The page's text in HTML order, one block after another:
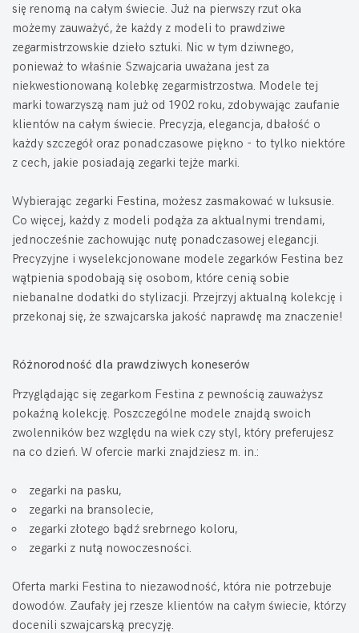
się renomą na całym świecie. Już na pierwszy rzut oka
możemy zauważyć, że każdy z modeli to prawdziwe
zegarmistrzowskie dzieło sztuki. Nic w tym dziwnego,
ponieważ to właśnie Szwajcaria uważana jest za
niekwestionowaną kolebkę zegarmistrzostwa. Modele tej
marki towarzyszą nam już od 1902 roku, zdobywając zaufanie
klientów na całym świecie. Precyzja, elegancja, dbałość o
każdy szczegół oraz ponadczasowe piękno - to tylko niektóre
z cech, jakie posiadają zegarki tejże marki.
Wybierając zegarki Festina, możesz zasmakować w luksusie.
Co więcej, każdy z modeli podąża za aktualnymi trendami,
jednocześnie zachowując nutę ponadczasowej elegancji.
Precyzyjne i wyselekcjonowane modele zegarków Festina bez
wątpienia spodobają się osobom, które cenią sobie
niebanalne dodatki do stylizacji. Przejrzyj aktualną kolekcję i
przekonaj się, że szwajcarska jakość naprawdę ma znaczenie!
Różnorodność dla prawdziwych koneserów
Przyglądając się zegarkom Festina z pewnością zauważysz
pokaźną kolekcję. Poszczególne modele znajdą swoich
zwolenników bez względu na wiek czy styl, który preferujesz
na co dzień. W ofercie marki znajdziesz m. in.:
zegarki na pasku,
zegarki na bransolecie,
zegarki złotego bądź srebrnego koloru,
zegarki z nutą nowoczesności.
Oferta marki Festina to niezawodność, która nie potrzebuje
dowodów. Zaufały jej rzesze klientów na całym świecie, którzy
docenili szwajcarską precyzję.